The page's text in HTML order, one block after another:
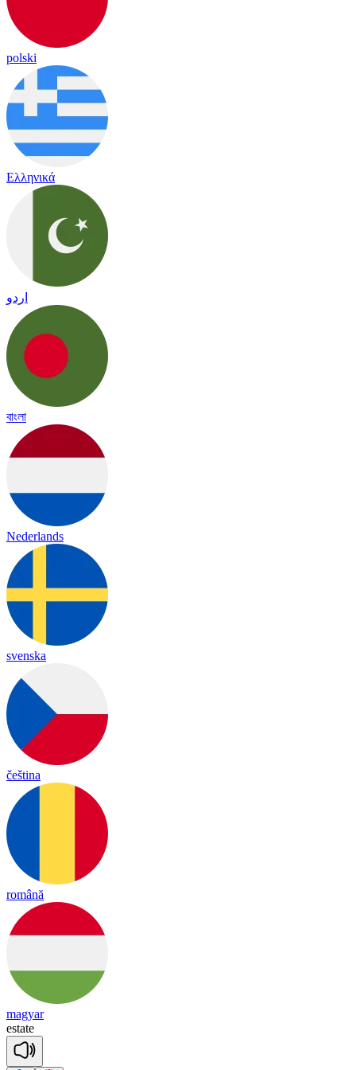
polski
Ελληνικά
اردو
বাংলা
Nederlands
svenska
čeština
română
magyar
estate